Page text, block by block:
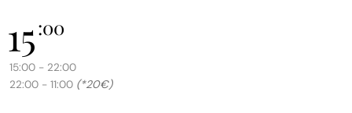
Al salir del complejo a la derecha tiene a 4 minutos
andando restaurantes como Sheriff's, Masala, Streets of
London, bares y chiringuitos (¡Wazza es
15:00
15:00 - 22:00
22:00 - 11:00 (*20€)